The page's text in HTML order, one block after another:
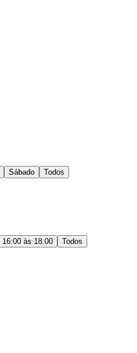
Sábado Todos
16:00 às 18:00
Todos